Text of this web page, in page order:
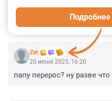
Тошнит от этих
Zet
20 июня 2025, 16:20
папу перерос? ну разве